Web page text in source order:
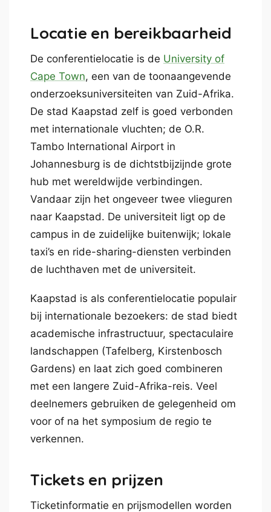
Locatie en bereikbaarheid
De conferentielocatie is de University of
Cape Town, een van de toonaangevende
onderzoeksuniversiteiten van Zuid-Afrika.
De stad Kaapstad zelf is goed verbonden
met internationale vluchten; de O.R.
Tambo International Airport in
Johannesburg is de dichtstbijzijnde grote
hub met wereldwijde verbindingen.
Vandaar zijn het ongeveer twee vlieguren
naar Kaapstad. De universiteit ligt op de
campus in de zuidelijke buitenwijk; lokale
taxi’s en ride-sharing-diensten verbinden
de luchthaven met de universiteit.
Kaapstad is als conferentielocatie populair
bij internationale bezoekers: de stad biedt
academische infrastructuur, spectaculaire
landschappen (Tafelberg, Kirstenbosch
Gardens) en laat zich goed combineren
met een langere Zuid-Afrika-reis. Veel
deelnemers gebruiken de gelegenheid om
voor of na het symposium de regio te
verkennen.
Tickets en prijzen
Ticketinformatie en prijsmodellen worden